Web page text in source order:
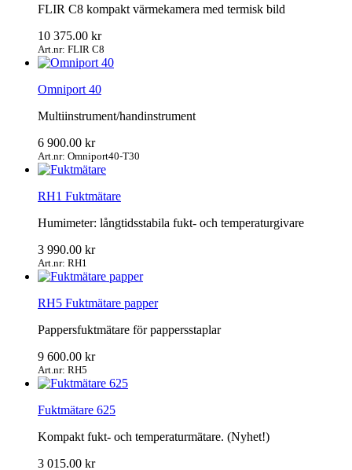
FLIR C8 kompakt värmekamera med termisk bild
10 375.00 kr
Art.nr: FLIR C8
Omniport 40
Multiinstrument/handinstrument
6 900.00 kr
Art.nr: Omniport40-T30
RH1 Fuktmätare
Humimeter: långtidsstabila fukt- och temperaturgivare
3 990.00 kr
Art.nr: RH1
RH5 Fuktmätare papper
Pappersfuktmätare för pappersstaplar
9 600.00 kr
Art.nr: RH5
Fuktmätare 625
Kompakt fukt- och temperaturmätare. (Nyhet!)
3 015.00 kr